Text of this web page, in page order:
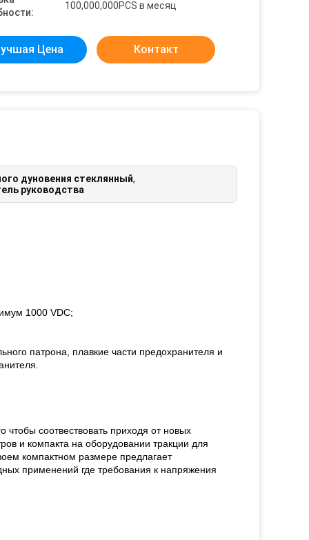
100,000,000PCS в месяц
Цена Контакт
дуновения стеклянный,
руководства
1000 VDC;
патрона, плавкие части предохранителя и
чтобы соотвествовать приходя от новых
и компакта на оборудовании тракции для
компактном размере предлагает
применений где требования к напряжения